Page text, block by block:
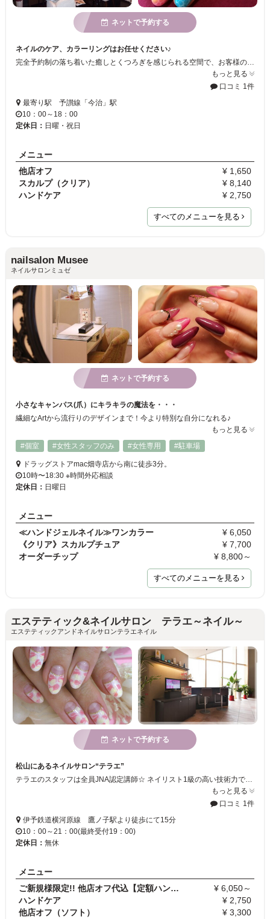
ネットで予約する
ネイルのケア、カラーリングはお任せください♪
完全予約制の落ち着いた癒しとくつろぎを感じられる空間で、お客様の魅力を最大限に引き出すスタッフ一同が、キュートでおしゃれなネイルやスタイリッシュでハイセンスなネイルに仕上げます☆
もっと見る
口コミ 1件
最寄り駅 予讃線「今治」駅
10：00～18：00
定休日： 日曜・祝日
メニュー
他店オフ
¥ 1,650
スカルプ（クリア）
¥ 8,140
ハンドケア
¥ 2,750
すべてのメニューを見る
nailsalon Musee
ネイルサロンミュゼ
ネットで予約する
小さなキャンパス(爪）にキラキラの魔法を・・・
繊細なArtから流行りのデザインまで！今より特別な自分になれる♪
もっと見る
#個室
#女性スタッフのみ #女性専用 #駐車場
ドラッグストアmac畑寺店から南に徒歩3分。
10時〜18:30 ※時間外応相談
定休日： 日曜日
メニュー
≪ハンドジェルネイル≫ワンカラー
¥ 6,050
《クリア》スカルプチュア
¥ 7,700
オーダーチップ
¥ 8,800～
すべてのメニューを見る
エステティック&ネイルサロン テラエ～ネイル～
エステティックアンドネイルサロンテラエネイル
ネットで予約する
松山にあるネイルサロン“テラエ”
テラエのスタッフは全員JNA認定講師☆ ネイリスト1級の高い技術力で、お客様の爪の状態や形状に合わせてご満足いただけるネイルをご提案いたします♪ 自爪を削らずダメージなく、指先からキレイになれますよ！
もっと見る
口コミ 1件
伊予鉄道横河原線 鷹ノ子駅より徒歩にて15分
10：00～21：00(最終受付19：00)
定休日： 無休
メニュー
ご新規様限定!! 他店オフ代込【定額ハンドジェル】￥…
¥ 6,050～
ハンドケア
¥ 2,750
他店オフ（ソフト）
¥ 3,300